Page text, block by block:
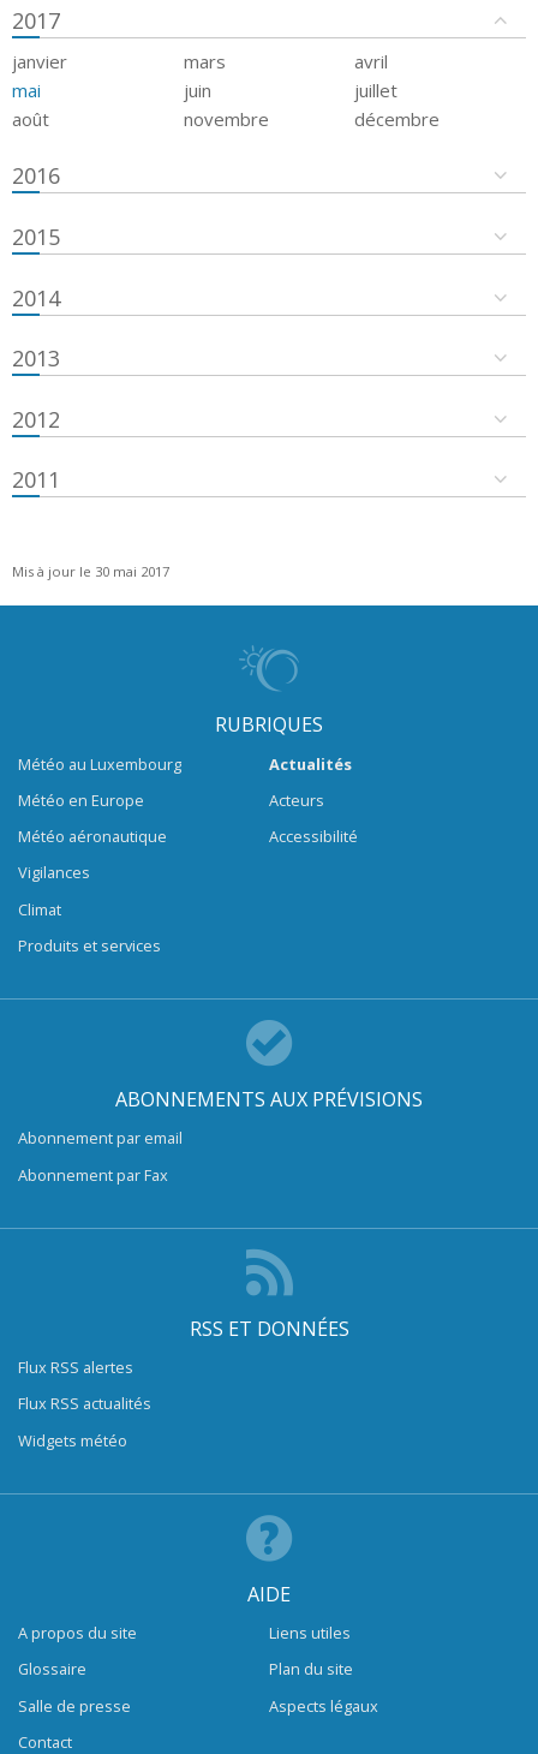
2017
janvier mars
avril
mai
juin
juillet
août
novembre décembre
2016
2015
2014
2013
2012
2011
Mis à jour le 30 mai 2017
RUBRIQUES
Météo au Luxembourg
Météo en Europe
Météo aéronautique
Vigilances
Climat
Produits et services
Actualités
Acteurs
Accessibilité
ABONNEMENTS AUX PRÉVISIONS
Abonnement par email
Abonnement par Fax
RSS ET DONNÉES
Flux RSS alertes
Flux RSS actualités
Widgets météo
AIDE
A propos du site
Glossaire
Salle de presse
Contact
Liens utiles
Plan du site
Aspects légaux